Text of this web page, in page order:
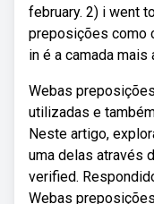
february. 2) i went
preposições como
in é a camada mais
Webas
utilizadas e
Neste artigo,
uma delas através
verified.
Webas